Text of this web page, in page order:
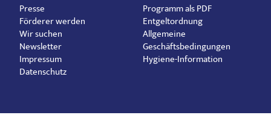
Presse
Förderer werden
Wir suchen
Newsletter
Impressum
Datenschutz
Programm als PDF
Entgeltordnung
Allgemeine
Geschäftsbedingungen
Hygiene-Information